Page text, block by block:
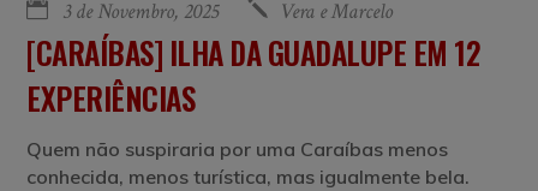
3 de Novembro, 2025 Vera e Marcelo
[CARAÍBAS] ILHA DA GUADALUPE EM 12
EXPERIÊNCIAS
Quem não suspiraria por uma Caraíbas menos
conhecida, menos turística, mas igualmente bela.